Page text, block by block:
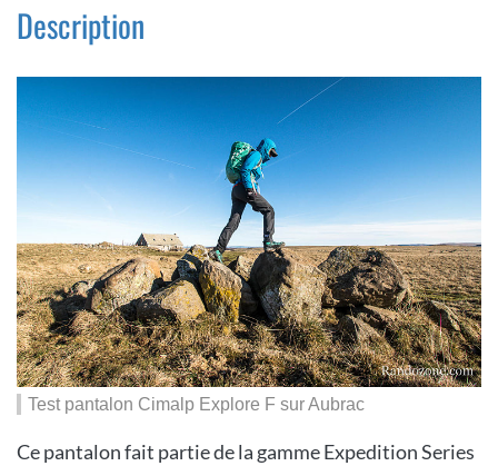
Description
Test pantalon Cimalp Explore F sur Aubrac
Ce pantalon fait partie de la gamme Expedition Series